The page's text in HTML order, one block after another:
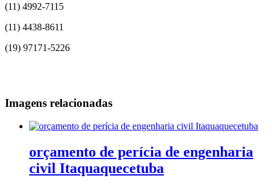
(11) 4992-7115
(11) 4438-8611
(19) 97171-5226
Imagens relacionadas
orçamento de perícia de engenharia
civil Itaquaquecetuba